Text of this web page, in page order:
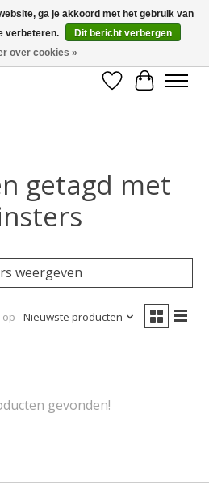
BE - €75 voor NL - After pay mogelijk!
Verlanglijst
getagd met
weergeven
Nieuwste producten
gevonden!
ga je akkoord met het gebruik van
verbeteren.
Dit bericht verbergen
over cookies »